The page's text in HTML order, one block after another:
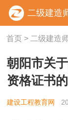
二级建造
首页> 二级建造
朝阳市关
资格证书
建设工程教育网